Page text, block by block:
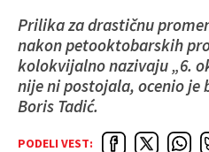
Prilika za drastičnu
nakon petooktobarskih
kolokvijalno nazivaju „6.
nije ni postojala, ocenio je
Boris Tadić.
PODELI VEST: